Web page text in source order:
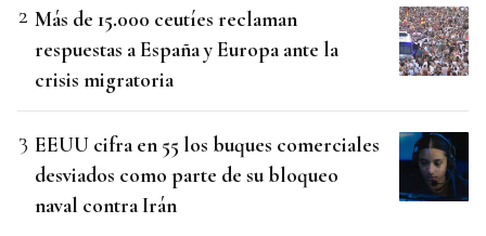
Más de 15.000 ceutíes reclaman
respuestas a España y Europa ante la
crisis migratoria
EEUU cifra en 55 los buques comerciales
desviados como parte de su bloqueo
naval contra Irán